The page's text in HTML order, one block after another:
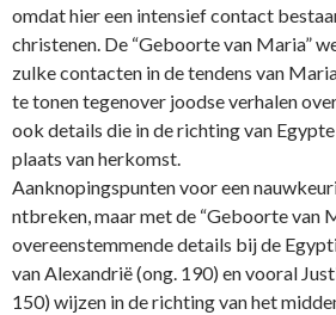
omdat hier een intensief contact
christenen. De “Geboorte van Maria”
zulke contacten in de tendens van
te tonen tegenover joodse verhalen
ook details die in de richting van
plaats van herkomst.
Aanknopingspunten voor een
ntbreken, maar met de “Geboorte van
overeenstemmende details bij de
van Alexandrië (ong. 190) en vooral
150) wijzen in de richting van het